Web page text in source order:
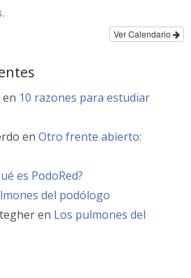
Ver Calendario
en 10 razones para estudiar
en Otro frente abierto:
es PodoRed?
del podólogo
en Los pulmones del